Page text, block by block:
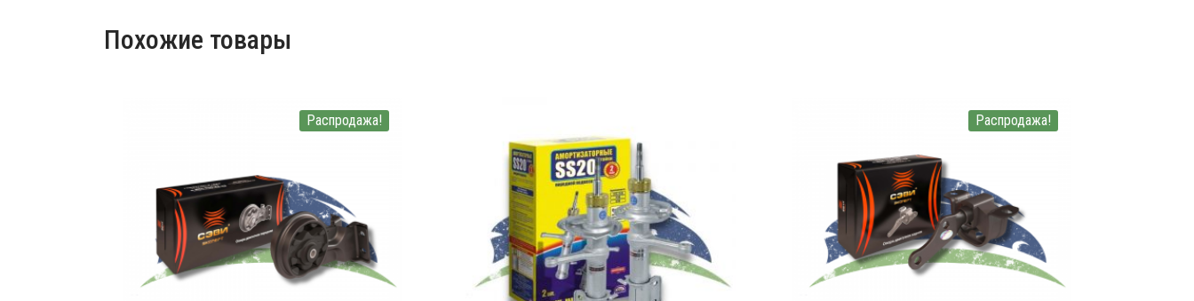
Похожие товары
Распродажа! Распродажа!